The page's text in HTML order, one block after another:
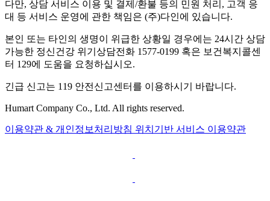
다만, 상담 서비스 이용 및 결제/환불 등의 민원 처리, 고객 응
대 등 서비스 운영에 관한 책임은 (주)다인에 있습니다.
본인 또는 타인의 생명이 위급한 상황일 경우에는 24시간 상담
가능한 정신건강 위기상담전화 1577-0199 혹은 보건복지콜센
터 129에 도움을 요청하십시오.
긴급 신고는 119 안전신고센터를 이용하시기 바랍니다.
Humart Company Co., Ltd. All rights reserved.
이용약관 & 개인정보처리방침 위치기반 서비스 이용약관